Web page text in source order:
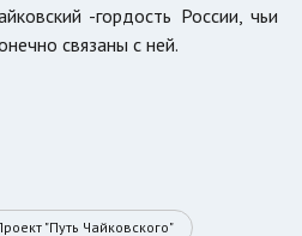
-гордость России, чьи
связаны с ней.
"Путь Чайковского"